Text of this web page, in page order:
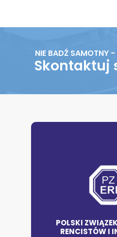
NIE BADŹ SAMOTNY
Skontaktuj
POLSKI
RENCISTÓW I